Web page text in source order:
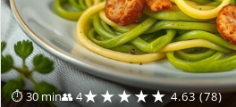
⏱ 30 min👥 4★★★★★ 4.63 (78)